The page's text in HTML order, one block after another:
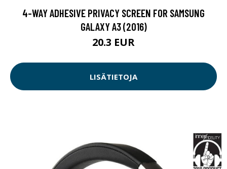
4-WAY ADHESIVE PRIVACY SCREEN FOR SAMSUNG
GALAXY A3 (2016)
20.3 EUR
LISÄTIETOJA